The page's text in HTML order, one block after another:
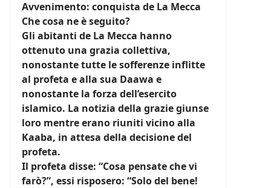
Avvenimento: conquista de La Mecca
Che cosa ne è seguito?
Gli abitanti de La Mecca hanno
ottenuto una grazia collettiva,
nonostante tutte le sofferenze inflitte
al profeta e alla sua Daawa e
nonostante la forza dell’esercito
islamico. La notizia della grazie giunse
loro mentre erano riuniti vicino alla
Kaaba, in attesa della decisione del
profeta.
Il profeta disse: “Cosa pensate che vi
farò?”, essi risposero: “Solo del bene!